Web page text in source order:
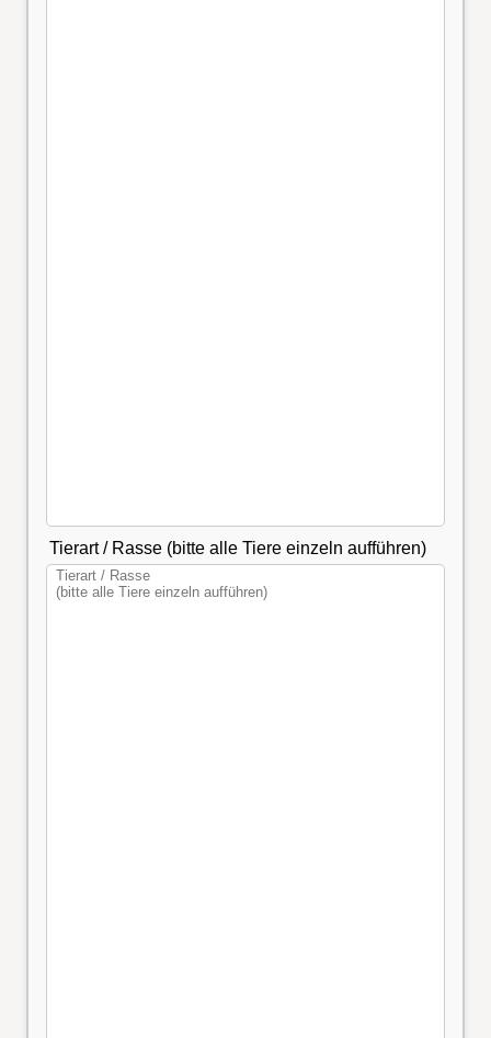
Tierart / Rasse (bitte alle Tiere einzeln aufführen)